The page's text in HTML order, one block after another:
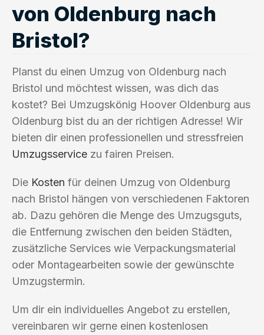
von Oldenburg nach
Bristol?
Planst du einen Umzug von Oldenburg nach
Bristol und möchtest wissen, was dich das
kostet? Bei Umzugskönig Hoover Oldenburg aus
Oldenburg bist du an der richtigen Adresse! Wir
bieten dir einen professionellen und stressfreien
Umzugsservice zu fairen Preisen.
Die Kosten für deinen Umzug von Oldenburg
nach Bristol hängen von verschiedenen Faktoren
ab. Dazu gehören die Menge des Umzugsguts,
die Entfernung zwischen den beiden Städten,
zusätzliche Services wie Verpackungsmaterial
oder Montagearbeiten sowie der gewünschte
Umzugstermin.
Um dir ein individuelles Angebot zu erstellen,
vereinbaren wir gerne einen kostenlosen